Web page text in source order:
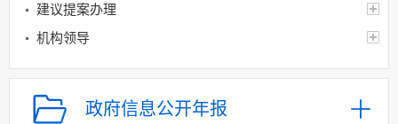
建议提案办理
机构领导
机构设置
人事信息
政府信息公开年报